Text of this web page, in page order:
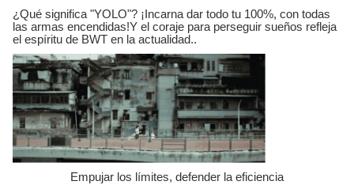
¿Qué significa "YOLO"? ¡Incarna dar todo tu 100%, con todas
las armas encendidas!Y el coraje para perseguir sueños refleja
el espíritu de BWT en la actualidad..
Empujar los límites, defender la eficiencia